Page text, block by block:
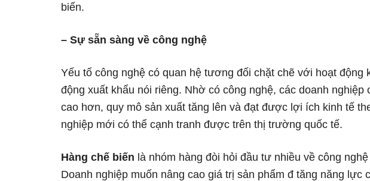
biến.
– Sự sẵn sàng về công nghệ
Yếu tố công nghệ có quan hệ tương đối chặt chẽ với hoạt động
động xuất khẩu nói riêng. Nhờ có công nghệ, các doanh nghiệp
cao hơn, quy mô sản xuất tăng lên và đạt được lợi ích kinh tế
nghiệp mới có thể cạnh tranh được trên thị trường quốc tế.
Hàng chế biến là nhóm hàng đòi hỏi đầu tư nhiều về công
Doanh nghiệp muốn nâng cao giá trị sản phẩm đ tăng năng lực